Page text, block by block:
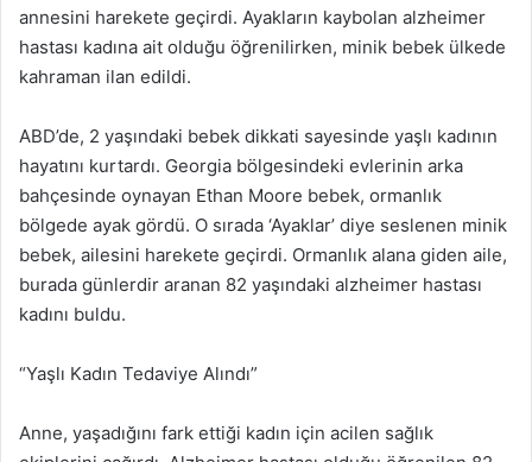
annesini harekete geçirdi. Ayakların kaybolan alzheimer
hastası kadına ait olduğu öğrenilirken, minik bebek ülkede
kahraman ilan edildi.
ABD’de, 2 yaşındaki bebek dikkati sayesinde yaşlı kadının
hayatını kurtardı. Georgia bölgesindeki evlerinin arka
bahçesinde oynayan Ethan Moore bebek, ormanlık
bölgede ayak gördü. O sırada ‘Ayaklar’ diye seslenen minik
bebek, ailesini harekete geçirdi. Ormanlık alana giden aile,
burada günlerdir aranan 82 yaşındaki alzheimer hastası
kadını buldu.
“Yaşlı Kadın Tedaviye Alındı”
Anne, yaşadığını fark ettiği kadın için acilen sağlık